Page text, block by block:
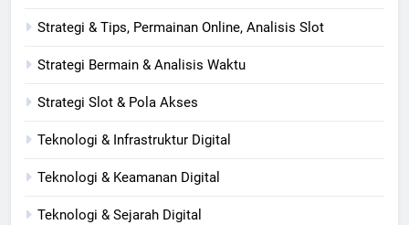
Strategi & Tips, Permainan Online, Analisis Slot
Strategi Bermain & Analisis Waktu
Strategi Slot & Pola Akses
Teknologi & Infrastruktur Digital
Teknologi & Keamanan Digital
Teknologi & Sejarah Digital